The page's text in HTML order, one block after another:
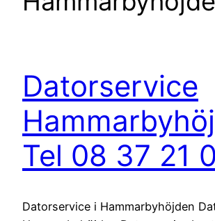
Datorservice
Tel 08 37 21
Datorservice i Hammarbyhöjden